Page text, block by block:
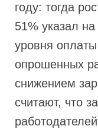
году: тогда
51% указал
уровня
опрошенных
снижением
считают, что